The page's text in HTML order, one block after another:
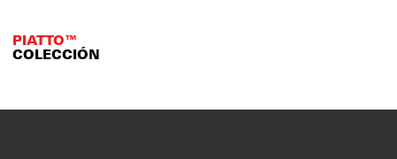
PIATTO™
COLECCIÓN